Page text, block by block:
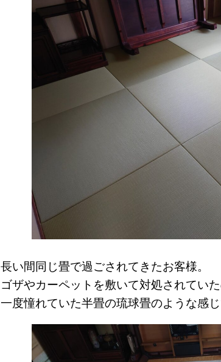
長い間同じ畳で過ごされてきたお客様。
ゴザやカーペットを敷いて対処されてい
一度憧れていた半畳の琉球畳のような感